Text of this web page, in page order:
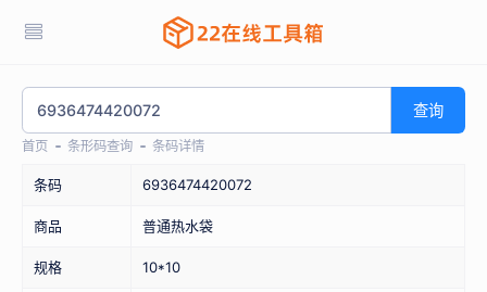
查询
首页 条形码查询 条码详情
条码 6936474420072
商品 普通热水袋
规格 10*10